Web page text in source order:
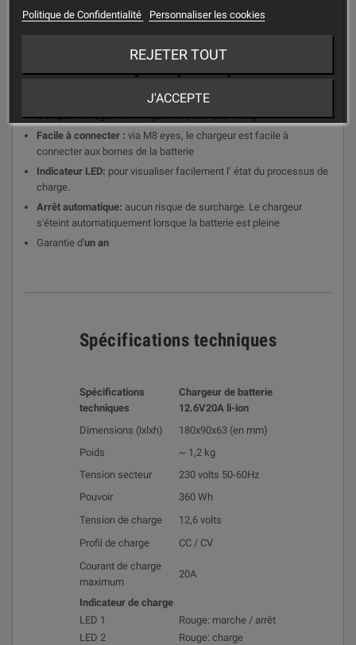
Caractéristiques principales
Compact et léger:le chargeur ne pèse que 1,2 kg
Facile à connecter : via M8 eyes, le chargeur est facile à
connecter aux bornes de la batterie
Indicateur LED: pour visualiser facilement l’ état du processus de
charge.
Arrêt automatique: aucun risque de surcharge. Le chargeur
s'éteint automatiquement lorsque la batterie est pleine
Garantie d'un an
Spécifications techniques
Spécifications
techniques
Chargeur de batterie
12.6V20A li-ion
Dimensions (lxlxh)
180x90x63 (en mm)
Poids
~ 1,2 kg
Tension secteur
230 volts 50-60Hz
Pouvoir
360 Wh
Tension de charge
12,6 volts
Profil de charge
CC / CV
Courant de charge
maximum
20A
Indicateur de charge
LED 1
Rouge: marche / arrêt
LED 2
Rouge: charge
Politique de Confidentialité Personnaliser les cookies
REJETER TOUT
J'ACCEPTE